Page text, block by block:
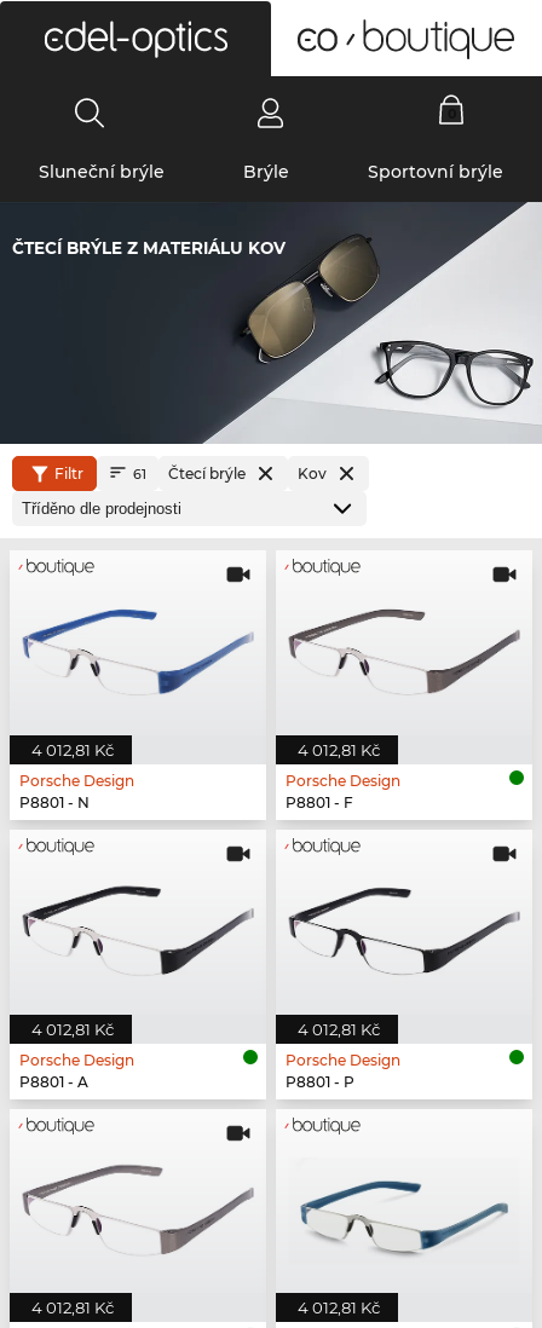
Sluneční brýle Brýle Sportovní brýle
ČTECÍ BRÝLE Z MATERIÁLU KOV
Filtr 61 Čtecí brýle Kov
4 012,81 Kč
Porsche Design
P8801 - N
4 012,81 Kč
Porsche Design
P8801 - F
4 012,81 Kč
Porsche Design
P8801 - A
4 012,81 Kč
Porsche Design
P8801 - P
4 012,81 Kč 4 012,81 Kč